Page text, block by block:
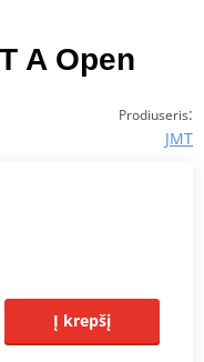
A Open
Prodiuseris:
JMT
Į krepšį